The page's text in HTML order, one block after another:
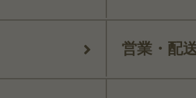
営業・配